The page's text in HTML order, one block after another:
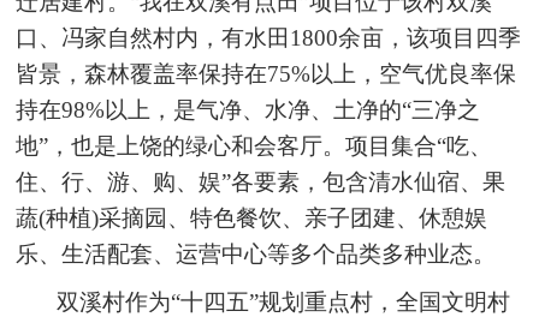
口、冯家自然村内，有水田1800余亩，该项目四季
皆景，森林覆盖率保持在75%以上，空气优良率保
持在98%以上，是气净、水净、土净的“三净之
地”，也是上饶的绿心和会客厅。项目集合“吃、
住、行、游、购、娱”各要素，包含清水仙宿、果
蔬(种植)采摘园、特色餐饮、亲子团建、休憩娱
乐、生活配套、运营中心等多个品类多种业态。
双溪村作为“十四五”规划重点村，全国文明村